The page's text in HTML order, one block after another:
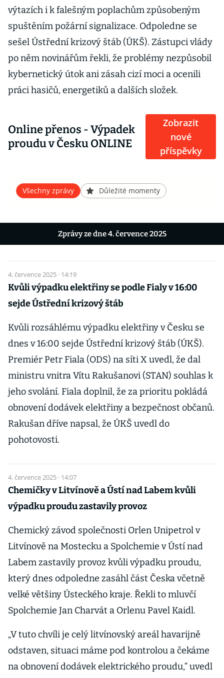
výtazích i k falešným poplachům způsobeným
spuštěním požární signalizace. Odpoledne se
sešel Ústřední krizový štáb (ÚKŠ). Zástupci vlády
po něm novinářům řekli, že problémy nezpůsobil
kybernetický útok ani zásah cizí moci a ocenili
práci hasičů, energetiků a dalších složek.
Online přenos - Výpadek
proudu v Česku ONLINE
Zobrazit
nové
příspěvky
Všechny zprávy Důležité momenty
Zprávy ze dne 4. července 2025
4. července 2025 · 14:19
Kvůli výpadku elektřiny se podle Fialy v 16:00
sejde Ústřední krizový štáb
Kvůli rozsáhlému výpadku elektřiny v Česku se
dnes v 16:00 sejde Ústřední krizový štáb (ÚKŠ).
Premiér Petr Fiala (ODS) na síti X uvedl, že dal
ministru vnitra Vítu Rakušanovi (STAN) souhlas k
jeho svolání. Fiala doplnil, že za prioritu pokládá
obnovení dodávek elektřiny a bezpečnost občanů.
Rakušan dříve napsal, že ÚKŠ uvedl do
pohotovosti.
4. července 2025 · 14:07
Chemičky v Litvínově a Ústí nad Labem kvůli
výpadku proudu zastavily provoz
Chemický závod společnosti Orlen Unipetrol v
Litvínově na Mostecku a Spolchemie v Ústí nad
Labem zastavily provoz kvůli výpadku proudu,
který dnes odpoledne zasáhl část Česka včetně
velké většiny Ústeckého kraje. Řekli to mluvčí
Spolchemie Jan Charvát a Orlenu Pavel Kaidl.
„V tuto chvíli je celý litvínovský areál havarijně
odstaven, situaci máme pod kontrolou a čekáme
na obnovení dodávek elektrického proudu,“ uvedl